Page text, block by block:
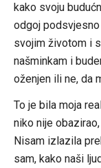
kako svoju
odgoj podsvjesno
svojim životom i
našminkam i
oženjen ili ne, da
To je bila moja
niko nije
Nisam izlazila
sam, kako naši